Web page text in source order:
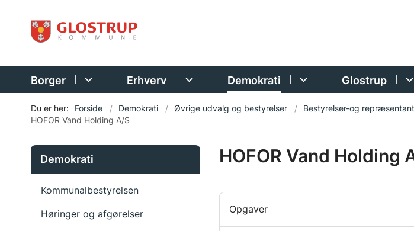
Borger Erhverv Demokrati Glostrup
Du er her: Forside Demokrati Øvrige udvalg og bestyrelser
Bestyrelser-og
HOFOR Vand Holding A/S
Demokrati
Kommunalbestyrelsen
Høringer og afgørelser
HOFOR Vand Holding
Opgaver